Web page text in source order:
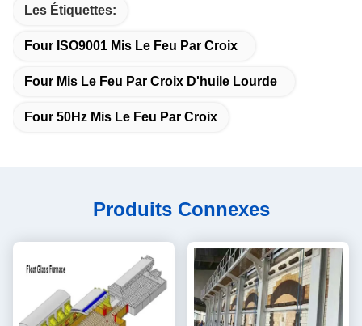
Les Étiquettes:
Four ISO9001 Mis Le Feu Par Croix
Four Mis Le Feu Par Croix D'huile Lourde
Four 50Hz Mis Le Feu Par Croix
Produits Connexes